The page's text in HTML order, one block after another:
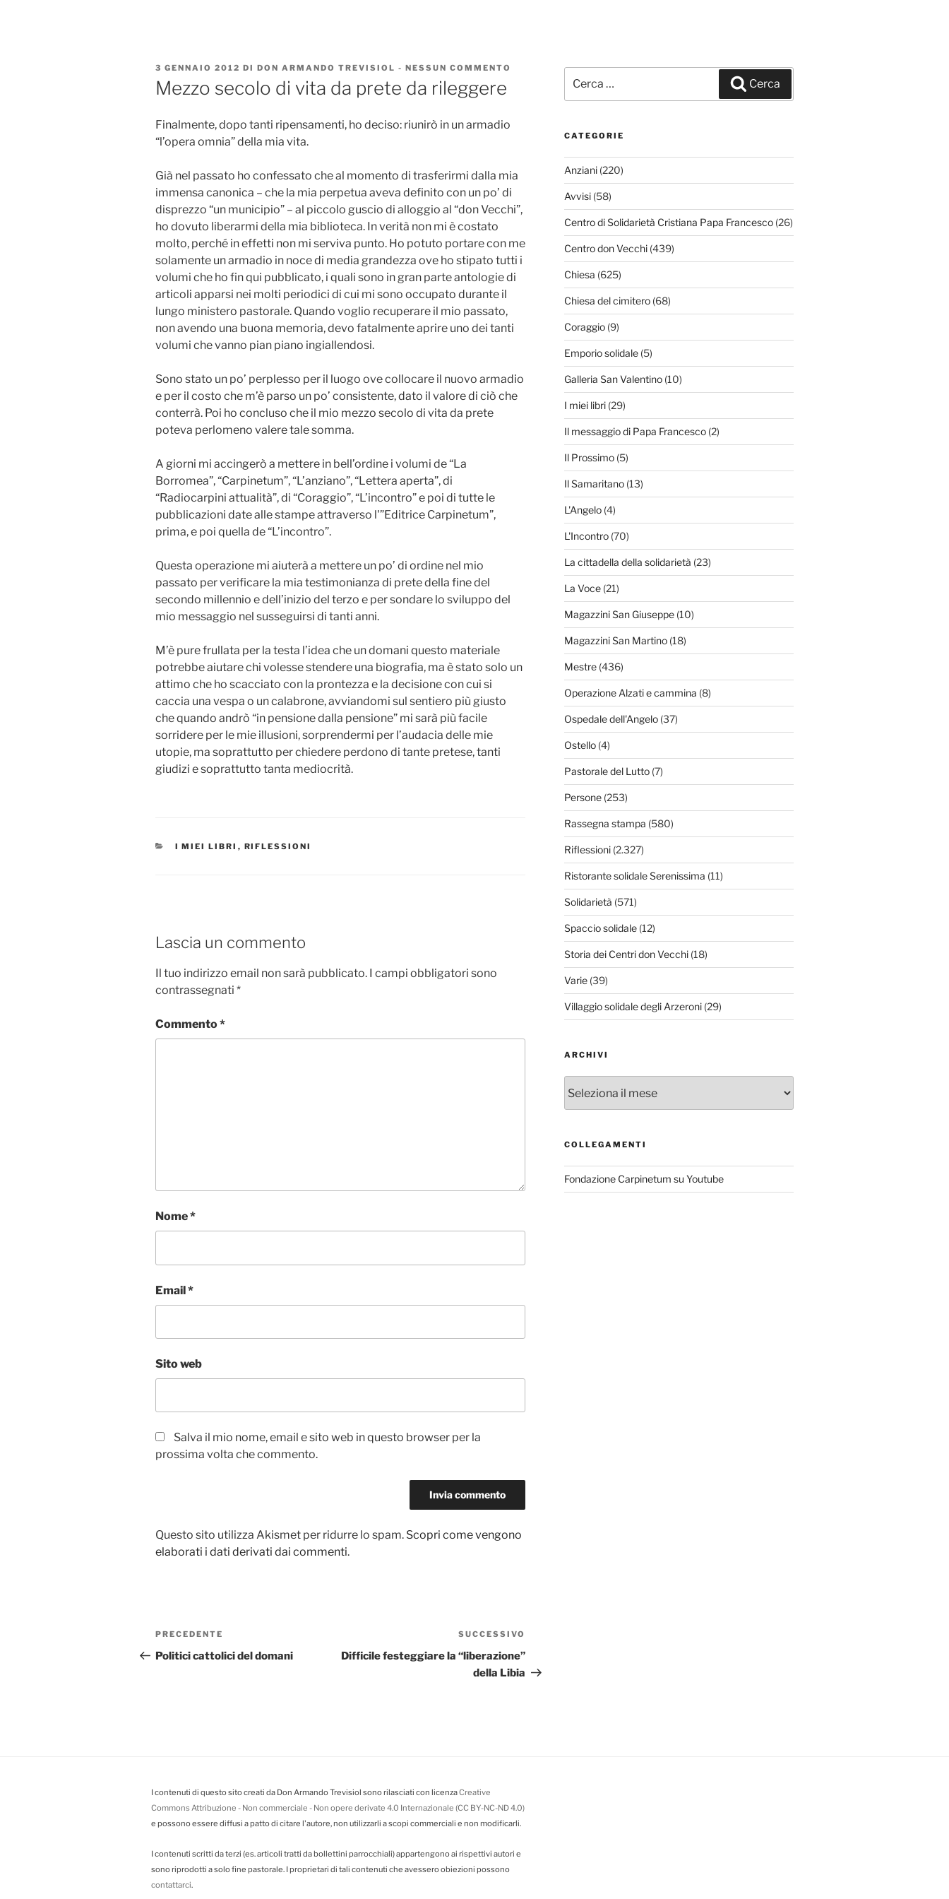
PUBBLICATO
IL
3 GENNAIO 2012 DI DON ARMANDO TREVISIOL - NESSUN COMMENTO
RILEGGERE
Mezzo secolo di vita da prete da rileggere
Finalmente, dopo tanti ripensamenti, ho deciso: riunirò in un armadio
“l’opera omnia” della mia vita.
Già nel passato ho confessato che al momento di trasferirmi dalla mia
immensa canonica – che la mia perpetua aveva definito con un po’ di
disprezzo “un municipio” – al piccolo guscio di alloggio al “don Vecchi”,
ho dovuto liberarmi della mia biblioteca. In verità non mi è costato
molto, perché in effetti non mi serviva punto. Ho potuto portare con me
solamente un armadio in noce di media grandezza ove ho stipato tutti i
volumi che ho fin qui pubblicato, i quali sono in gran parte antologie di
articoli apparsi nei molti periodici di cui mi sono occupato durante il
lungo ministero pastorale. Quando voglio recuperare il mio passato,
non avendo una buona memoria, devo fatalmente aprire uno dei tanti
volumi che vanno pian piano ingiallendosi.
Sono stato un po’ perplesso per il luogo ove collocare il nuovo armadio
e per il costo che m’è parso un po’ consistente, dato il valore di ciò che
conterrà. Poi ho concluso che il mio mezzo secolo di vita da prete
poteva perlomeno valere tale somma.
A giorni mi accingerò a mettere in bell’ordine i volumi de “La
Borromea”, “Carpinetum”, “L’anziano”, “Lettera aperta”, di
“Radiocarpini attualità”, di “Coraggio”, “L’incontro” e poi di tutte le
pubblicazioni date alle stampe attraverso l'”Editrice Carpinetum”,
prima, e poi quella de “L’incontro”.
Questa operazione mi aiuterà a mettere un po’ di ordine nel mio
passato per verificare la mia testimonianza di prete della fine del
secondo millennio e dell’inizio del terzo e per sondare lo sviluppo del
mio messaggio nel susseguirsi di tanti anni.
M’è pure frullata per la testa l’idea che un domani questo materiale
potrebbe aiutare chi volesse stendere una biografia, ma è stato solo un
attimo che ho scacciato con la prontezza e la decisione con cui si
caccia una vespa o un calabrone, avviandomi sul sentiero più giusto
che quando andrò “in pensione dalla pensione” mi sarà più facile
sorridere per le mie illusioni, sorprendermi per l’audacia delle mie
utopie, ma soprattutto per chiedere perdono di tante pretese, tanti
giudizi e soprattutto tanta mediocrità.
CATEGORIE
I MIEI LIBRI , RIFLESSIONI
Lascia un commento
Il tuo indirizzo email non sarà pubblicato. I campi obbligatori sono
contrassegnati *
Commento*
Nome*
Email*
Sito web
Salva il mio nome, email e sito web in questo browser per la
prossima volta che commento.
Questo sito utilizza Akismet per ridurre lo spam. Scopri come vengono
elaborati i dati derivati dai commenti.
Navigazione
articoli
Articolo
precedente:
PRECEDENTE
Politici cattolici del domani
SUCCESSIVO
Difficile festeggiare la “liberazione”
della Libia
Cerca
CATEGORIE
Anziani(220)
Avvisi(58)
Centro di Solidarietà Cristiana Papa Francesco(26)
Centro don Vecchi(439)
Chiesa (625)
Chiesa del cimitero(68)
Coraggio(9)
Emporio solidale(5)
Galleria San Valentino(10)
I miei libri(29)
Il messaggio di Papa Francesco(2)
Il Prossimo(5)
Il Samaritano(13)
L'Angelo(4)
L'Incontro(70)
La cittadella della solidarietà (23)
La Voce(21)
Magazzini San Giuseppe(10)
Magazzini San Martino(18)
Mestre(436)
Operazione Alzati e cammina (8)
Ospedale dell'Angelo(37)
Ostello(4)
Pastorale del Lutto(7)
Persone(253)
Rassegna stampa (580)
Riflessioni(2.327)
Ristorante solidale Serenissima (11)
Solidarietà (571)
Spaccio solidale(12)
Storia dei Centri don Vecchi(18)
Varie(39)
Villaggio solidale degli Arzeroni(29)
ARCHIVI
COLLEGAMENTI
Fondazione Carpinetum su Youtube
I contenuti di questo sito creati da Don Armando Trevisiol sono rilasciati con licenzaCreative
Commons Attribuzione - Non commerciale - Non opere derivate 4.0 Internazionale (CC BY-NC-ND 4.0)
e possono essere diffusi a patto di citare l'autore, non utilizzarli a scopi commerciali e non modificarli.
I contenuti scritti da terzi (es. articoli tratti da bollettini parrocchiali) appartengono ai rispettivi autori e
sono riprodotti a solo fine pastorale. I proprietari di tali contenuti che avessero obiezioni possono
contattarci.